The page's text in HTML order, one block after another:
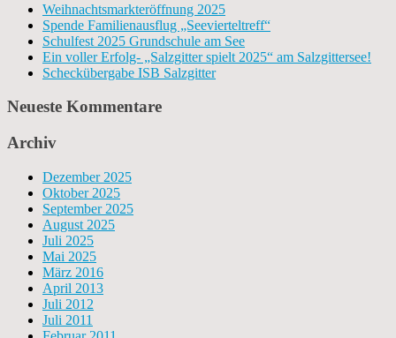
Weihnachtsmarkteröffnung 2025
Spende Familienausflug „Seevierteltreff“
Schulfest 2025 Grundschule am See
Ein voller Erfolg- „Salzgitter spielt 2025“ am Salzgittersee!
Scheckübergabe ISB Salzgitter
Neueste Kommentare
Archiv
Dezember 2025
Oktober 2025
September 2025
August 2025
Juli 2025
Mai 2025
März 2016
April 2013
Juli 2012
Juli 2011